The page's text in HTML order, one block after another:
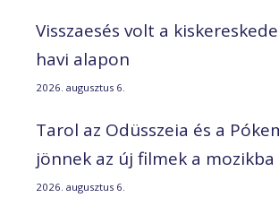
Visszaesés volt a
havi alapon
2026. augusztus 6.
Tarol az Odüsszeia és a
jönnek az új filmek a mozikba
2026. augusztus 6.